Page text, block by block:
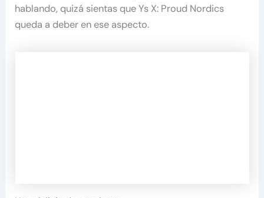
hablando, quizá sientas que Ys X: Proud Nordics
queda a deber en ese aspecto.